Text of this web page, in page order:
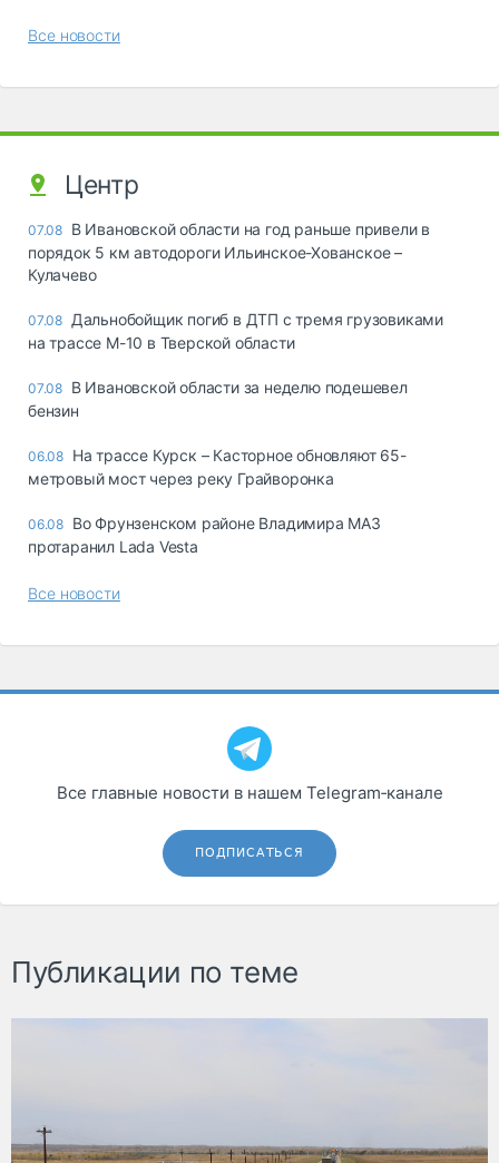
Все новости
Центр
07.08 В Ивановской области на год раньше привели в
порядок 5 км автодороги Ильинское-Хованское –
Кулачево
07.08 Дальнобойщик погиб в ДТП с тремя грузовиками
на трассе М-10 в Тверской области
07.08 В Ивановской области за неделю подешевел
бензин
06.08 На трассе Курск – Касторное обновляют 65-
метровый мост через реку Грайворонка
06.08 Во Фрунзенском районе Владимира МАЗ
протаранил Lada Vesta
Все новости
Все главные новости в нашем Telegram‑канале
ПОДПИСАТЬСЯ
Публикации по теме